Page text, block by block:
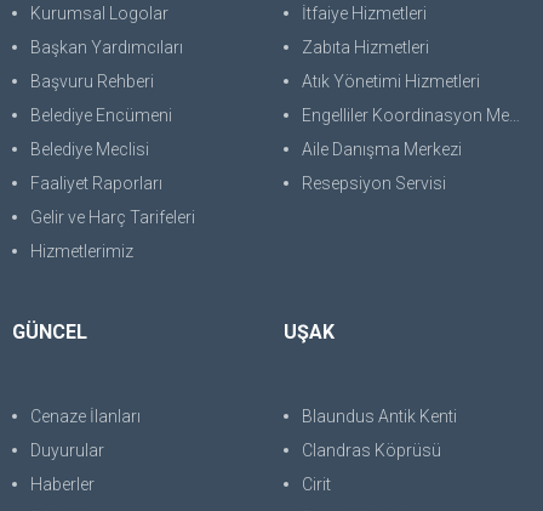
Kurumsal Logolar
Başkan Yardımcıları
Başvuru Rehberi
Belediye Encümeni
Belediye Meclisi
Faaliyet Raporları
Gelir ve Harç Tarifeleri
Hizmetlerimiz
İtfaiye Hizmetleri
Zabıta Hizmetleri
Atık Yönetimi Hizmetleri
Engelliler Koordinasyon Merkezi
Aile Danışma Merkezi
Resepsiyon Servisi
GÜNCEL
Cenaze İlanları
Duyurular
Haberler
UŞAK
Blaundus Antik Kenti
Clandras Köprüsü
Cirit